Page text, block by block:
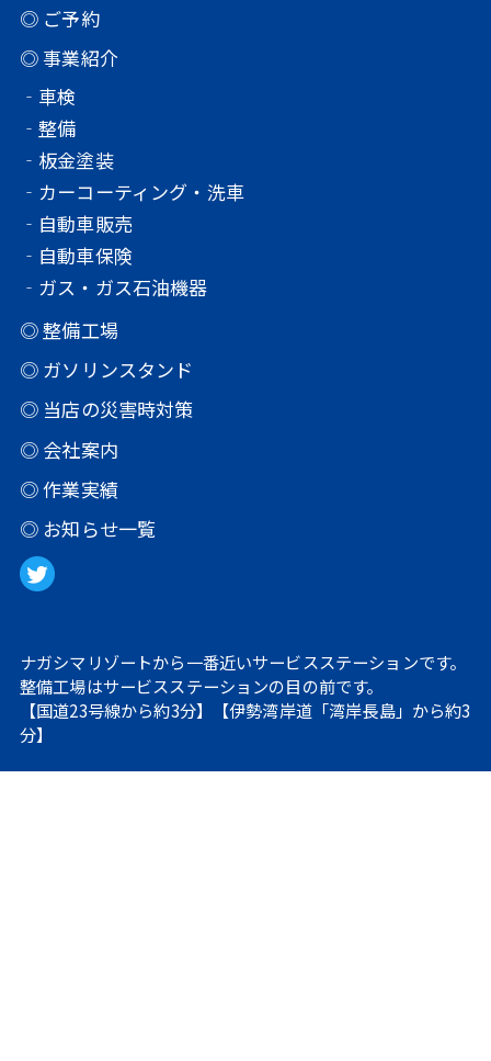
◎ ご予約
◎ 事業紹介
‐車検
‐整備
‐板金塗装
‐カーコーティング・洗車
‐自動車販売
‐自動車保険
‐ガス・ガス石油機器
◎ 整備工場
◎ ガソリンスタンド
◎ 当店の災害時対策
◎ 会社案内
◎ 作業実績
◎ お知らせ一覧
ナガシマリゾートから一番近いサービスステーションです。
整備工場はサービスステーションの目の前です。
【国道23号線から約3分】【伊勢湾岸道「湾岸長島」から約3
分】